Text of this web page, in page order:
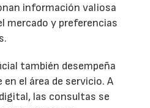
información valiosa
mercado y preferencias
también desempeña
el área de servicio. A
las consultas se